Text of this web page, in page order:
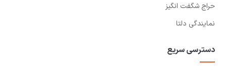
حراج شگفت انگیز
نمایندگی دلتا
دسترسی سریع